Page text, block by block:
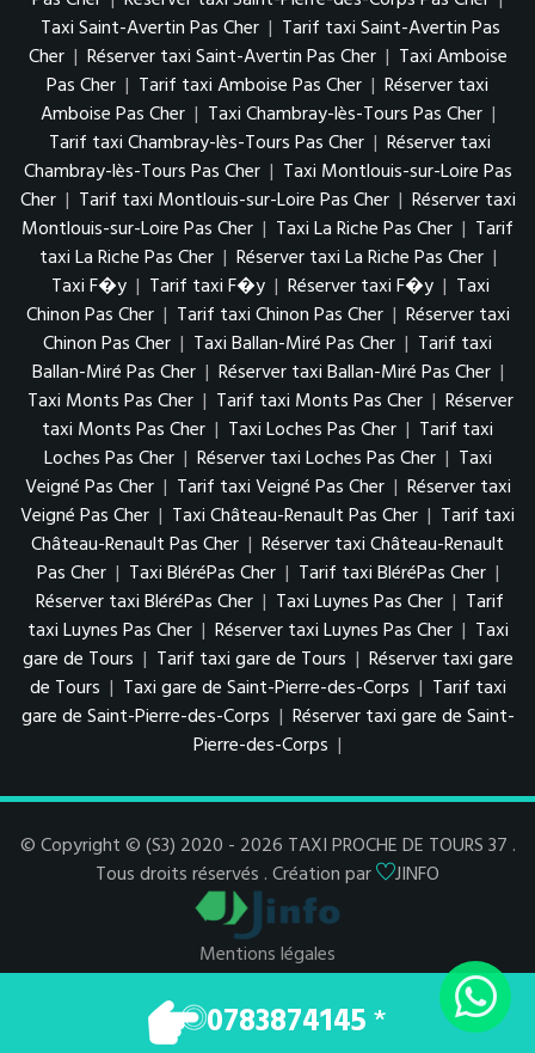
Taxi Saint-Avertin Pas Cher | Tarif taxi Saint-Avertin Pas
Cher | Réserver taxi Saint-Avertin Pas Cher | Taxi Amboise
Pas Cher | Tarif taxi Amboise Pas Cher | Réserver taxi
Amboise Pas Cher | Taxi Chambray-lès-Tours Pas Cher |
Tarif taxi Chambray-lès-Tours Pas Cher | Réserver taxi
Chambray-lès-Tours Pas Cher | Taxi Montlouis-sur-Loire Pas
Cher | Tarif taxi Montlouis-sur-Loire Pas Cher | Réserver taxi
Montlouis-sur-Loire Pas Cher | Taxi La Riche Pas Cher | Tarif
taxi La Riche Pas Cher | Réserver taxi La Riche Pas Cher |
Taxi F�y | Tarif taxi F�y | Réserver taxi F�y | Taxi
Chinon Pas Cher | Tarif taxi Chinon Pas Cher | Réserver taxi
Chinon Pas Cher | Taxi Ballan-Miré Pas Cher | Tarif taxi
Ballan-Miré Pas Cher | Réserver taxi Ballan-Miré Pas Cher |
Taxi Monts Pas Cher | Tarif taxi Monts Pas Cher | Réserver
taxi Monts Pas Cher | Taxi Loches Pas Cher | Tarif taxi
Loches Pas Cher | Réserver taxi Loches Pas Cher | Taxi
Veigné Pas Cher | Tarif taxi Veigné Pas Cher | Réserver taxi
Veigné Pas Cher | Taxi Château-Renault Pas Cher | Tarif taxi
Château-Renault Pas Cher | Réserver taxi Château-Renault
Pas Cher | Taxi BléréPas Cher | Tarif taxi BléréPas Cher |
Réserver taxi BléréPas Cher | Taxi Luynes Pas Cher | Tarif
taxi Luynes Pas Cher | Réserver taxi Luynes Pas Cher | Taxi
gare de Tours | Tarif taxi gare de Tours | Réserver taxi gare
de Tours | Taxi gare de Saint-Pierre-des-Corps | Tarif taxi
gare de Saint-Pierre-des-Corps | Réserver taxi gare de Saint-
Pierre-des-Corps |
© Copyright © (S3) 2020 - 2026 TAXI PROCHE DE TOURS 37 .
Tous droits réservés . Création par
JINFO
Mentions légales
0783874145*